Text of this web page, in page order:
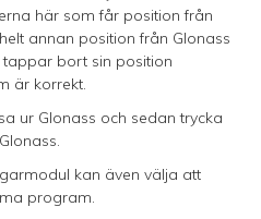
här som får position från
annan position från Glonass
bort sin position
är korrekt.
ur Glonass och sedan trycka
kan även välja att
program.